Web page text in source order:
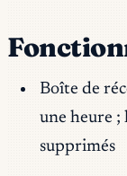
Boîte de
une heure ;
supprimés